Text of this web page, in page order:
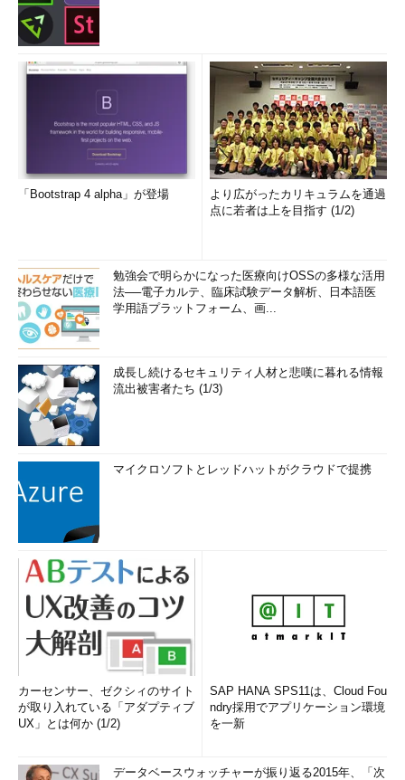
「Bootstrap 4 alpha」が登場
より広がったカリキュラムを通過
点に若者は上を目指す (1/2)
勉強会で明らかになった医療向けOSSの多様な活用
法──電子カルテ、臨床試験データ解析、日本語医
学用語プラットフォーム、画...
成長し続けるセキュリティ人材と悲嘆に暮れる情報
流出被害者たち (1/3)
マイクロソフトとレッドハットがクラウドで提携
カーセンサー、ゼクシィのサイト
が取り入れている「アダプティブ
UX」とは何か (1/2)
SAP HANA SPS11は、Cloud Fou
ndry採用でアプリケーション環境
を一新
データベースウォッチャーが振り返る2015年、「次